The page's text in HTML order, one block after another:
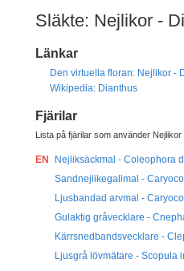
Släkte: Nejlikor -
Länkar
Den virtuella floran: Nejlikor -
Wikipedia: Dianthus
Fjärilar
Lista på fjärilar som använder
EN
Nejliksäckmal - Coleophora
Sandnejlikegallmal -
Ljusbandad arvmal -
Gulaktig gråvecklare -
Kärrsnedbandsvecklare -
Ljusgrå lövmätare - Scopula